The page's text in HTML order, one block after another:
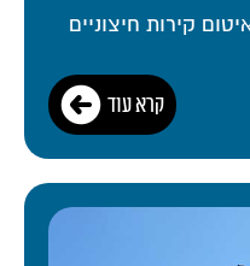
קירות חיצוניים
קרא עוד